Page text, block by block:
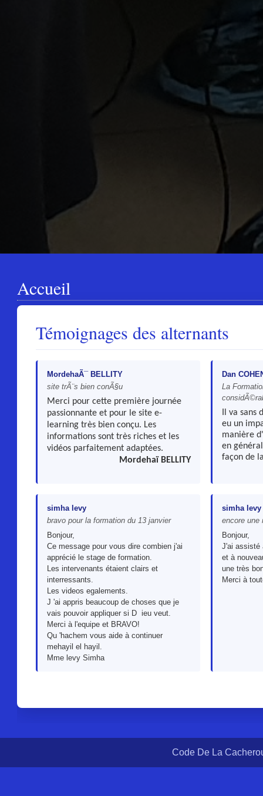
Accueil
Témoignages des alternants
MordehaÃ¯ BELLITY
site trÃ¨s bien conÃ§u
Merci pour cette première journée
passionnante et pour le site e-
learning très bien conçu. Les
informations sont très riches et les
vidéos parfaitement adaptées.
Mordehaï BELLITY
Dan
La
Il va sans
eu un
manière
en
façon de
simha levy
bravo pour la formation du 13 janvier
Bonjour,
Ce message pour vous dire combien j'ai
apprécié le stage de formation.
Les intervenants étaient clairs et
interressants.
Les videos egalements.
J 'ai appris beaucoup de choses que je
vais pouvoir appliquer si D ieu veut.
Merci à l'equipe et BRAVO!
Qu 'hachem vous aide à continuer
mehayil el hayil.
Mme levy Simha
simha levy
encore une
Bonjour,
J'ai assisté
et à
une très
Merci à
Code De La